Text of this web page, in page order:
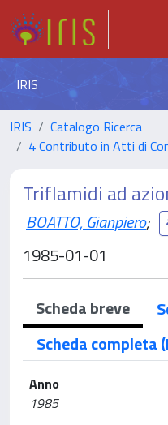
IRIS
IRIS
Catalogo Ricerca
4 Contributo in Atti di
Triflamidi ad
BOATTO, Gianpiero;
1985-01-01
Scheda breve
Scheda completa
Anno
1985